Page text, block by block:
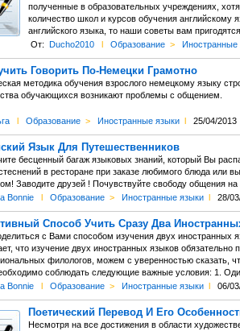
полученные в образовательных учреждениях,
количество школ и курсов обучения
английского языка, то наши советы вам пригодятся
От: Ducho2010 l Образование > Иностранные
Говорить По-Немецки Грамотно
методика обучения взрослого немецкому языку
обучающихся возникают проблемы с общением.
l Образование > Иностранные языки l 25/04/2013
Язык Для Путешественников
бесценный багаж языковых знаний, который Вы
в ресторане при заказе любимого блюда или
Заводите друзей ! Почувствуйте свободу общения на
Bonnie l Образование > Иностранные языки l 28/
Способ Учить Сразу Два
с Вами способом изучения двух иностранных
что изучение двух иностранных языков
филологов, можем с уверенностью сказать,
соблюдать следующие важные условия: 1.
Bonnie l Образование > Иностранные языки l 06/
Поетический Перевод И Его
Несмотря на все достижения в области